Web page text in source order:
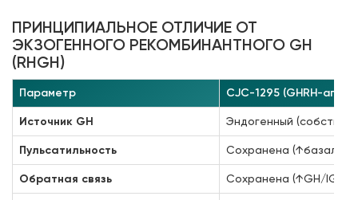
ПРИНЦИПИАЛЬНОЕ ОТЛИЧИЕ ОТ
ЭКЗОГЕННОГО РЕКОМБИНАНТНОГО GH
(RHGH)
Параметр CJC-1295 (GHRH-
Источник GH Эндогенный
Пульсатильность Сохранена
Обратная связь Сохранена (↑GH/IGF-